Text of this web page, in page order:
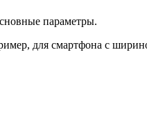
параметры.
для смартфона с